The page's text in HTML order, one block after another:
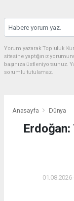
Yorum yazarak Topluluk
sitesine yaptığınız
başınıza üstleniyorsunuz.
sorumlu tutulamaz.
Anasayfa Dünya
01.08.2026